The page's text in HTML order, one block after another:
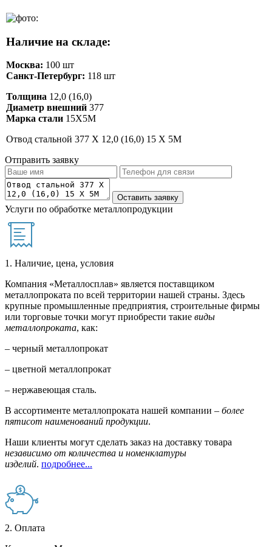
Наличие на складе:
Москва: 100 шт
Санкт-Петербург: 118 шт
Толщина 12,0 (16,0)
Диаметр внешний 377
Марка стали 15Х5М
Отвод стальной 377 Х 12,0 (16,0) 15 Х 5М
Отправить заявку
Услуги по обработке металлопродукции
1. Наличие, цена, условия
Компания «Металлосплав» является поставщиком
металлопроката по всей территории нашей страны. Здесь
крупные промышленные предприятия, строительные фирмы
или торговые точки могут приобрести такие виды
металлопроката, как:
– черный металлопрокат
– цветной металлопрокат
– нержавеющая сталь.
В ассортименте металлопроката нашей компании – более
пятисот наименований продукции.
Наши клиенты могут сделать заказ на доставку товара
независимо от количества и номенклатуры
изделий. подробнее...
2. Оплата